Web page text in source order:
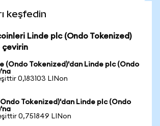
keşfedin
Linde plc (Ondo Tokenized)
çevirin
(Ondo Tokenized)'dan Linde plc (Ondo
0,183103 LINon
Tokenized)'dan Linde plc (Ondo
0,751849 LINon